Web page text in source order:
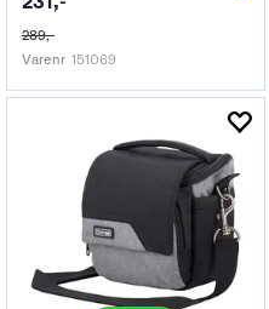
289,-
Varenr 151069